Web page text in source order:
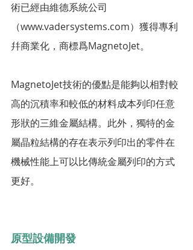
術已經由維德系統公司
（www.vadersystems.com）獲得專利
幷商業化，商標爲MagnetoJet。
MagnetoJet技術的優點是能夠以相對較
高的沉積率和較低的材料成本列印任意
形狀的三維金屬結構。此外，獨特的金
屬晶粒結構的存在表示列印出的零件在
機械性能上可以比傳統金屬列印的方式
更好。
原型設備開發